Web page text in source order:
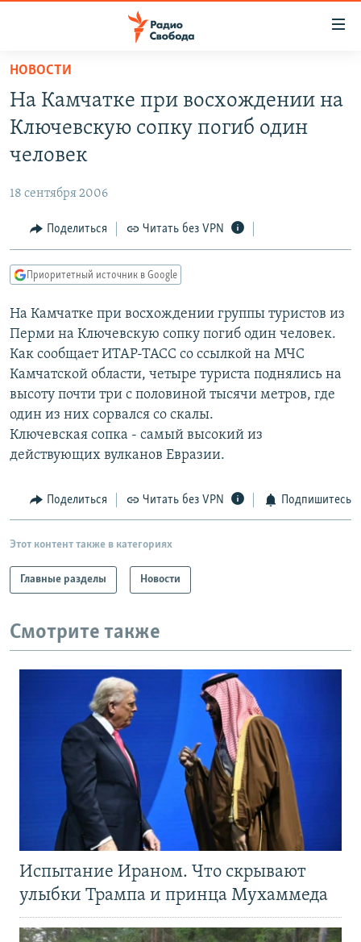
упрощенного
доступа
Вернуться
основному
Вернутся
Вернутся
поиску
АВТОРСКИЕ ПРОЕКТЫ
МНЕНИЯ
КУЛЬТУРА
КАВКАЗ.РЕАЛИИ
СЕВЕР.РЕАЛИИ
СИБИРЬ.РЕАЛИИ
РАСПИСАНИЕ ВЕЩАНИЯ
ПОДПИШИТЕСЬ НА РАССЫЛКУ
СОЦИАЛЬНЫЕ СЕТИ
НОВОСТИ
На Камчатке при восхождении на
Ключевскую сопку погиб один
человек
18 сентября 2006
Поделиться Читать без VPN
Приоритетный источник в Google
На Камчатке при восхождении группы туристов из
Перми на Ключевскую сопку погиб один человек.
Как сообщает ИТАР-ТАСС со ссылкой на МЧС
Камчатской области, четыре туриста поднялись на
высоту почти три с половиной тысячи метров, где
один из них сорвался со скалы.
Ключевская сопка - самый высокий из
действующих вулканов Евразии.
Поделиться Читать без VPN Подпишитесь
Этот контент также в категориях
Главные разделы Новости
Смотрите также
Испытание Ираном. Что скрывают
улыбки Трампа и принца Мухаммеда